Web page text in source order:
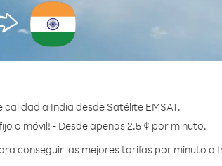
a India desde Satélite EMSAT.
o móvil! - Desde apenas 2.5 ¢ por minuto.
conseguir las mejores tarifas por minuto a